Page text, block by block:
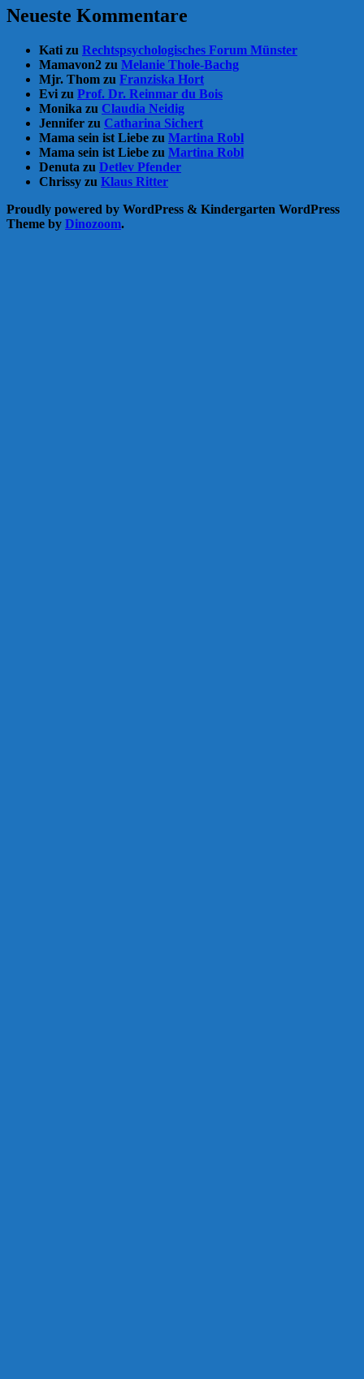
Neueste Kommentare
Kati zu Rechtspsychologisches Forum Münster
Mamavon2 zu Melanie Thole-Bachg
Mjr. Thom zu Franziska Hort
Evi zu Prof. Dr. Reinmar du Bois
Monika zu Claudia Neidig
Jennifer zu Catharina Sichert
Mama sein ist Liebe zu Martina Robl
Mama sein ist Liebe zu Martina Robl
Denuta zu Detlev Pfender
Chrissy zu Klaus Ritter
Proudly powered by WordPress & Kindergarten WordPress
Theme by Dinozoom.